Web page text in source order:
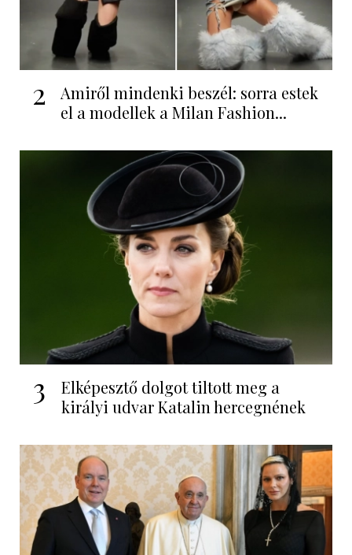
2
Amiről mindenki beszél: sorra estek
el a modellek a Milan Fashion...
3
Elképesztő dolgot tiltott meg a
királyi udvar Katalin hercegnének